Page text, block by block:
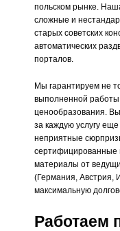
польском рынке.
сложные и
старых советских
автоматических
порталов.
Мы гарантируем не
выполненной
ценообразования.
за каждую услугу
неприятные
сертифицированные
материалы от
(Германия, Австрия,
максимальную
Работаем